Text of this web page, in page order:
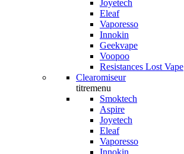
Joyetech
Eleaf
Vaporesso
Innokin
Geekvape
Voopoo
Resistances Lost Vape
Clearomiseur
titremenu
Smoktech
Aspire
Joyetech
Eleaf
Vaporesso
Innokin